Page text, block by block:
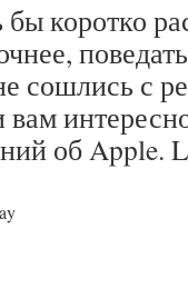
коротко
сошлись с
об Apple.